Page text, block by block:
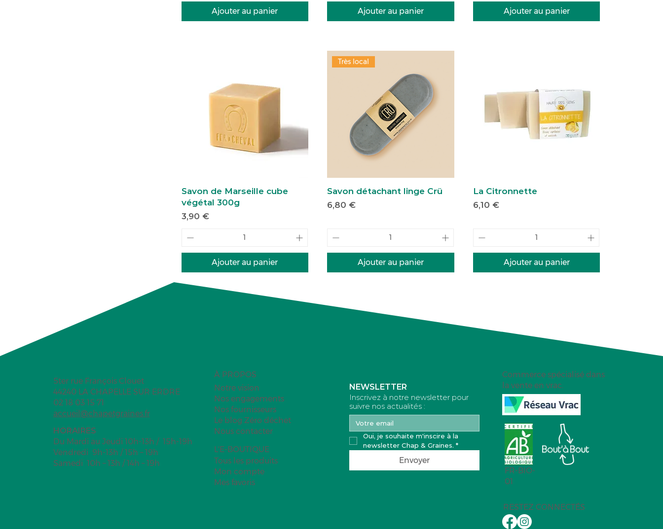
Ajouter au panier Ajouter au panier Ajouter au panier
Savon de Marseille cube
végétal 300g
Prix
3,90 €
Ajouter au panier
Très local
Savon détachant linge Crü
Prix
6,80 €
Ajouter au panier
La Citronnette
Prix
6,10 €
Ajouter au panier
5ter rue François Clouet
44240 LA CHAPELLE SUR ERDRE
02 18 03 15 71
accueil@chapetgraines.fr
HORAIRES
Du Mardi au Jeudi 10h-13h / 15h-19h
Vendredi 9h-13h / 15h – 19h
Samedi 10h – 13h / 14h – 19h
À PROPOS
Notre vision
Nos engagements
Nos fournisseurs
Le blog Zéro déchet
Nous contacter
L'E-BOUTIQUE
Tous les produits
Mon compte
Mes favoris
NEWSLETTER
Inscrivez à notre newsletter pour
suivre nos actualités :
Oui, je souhaite m'inscire à la
newsletter Chap & Graines. *
Envoyer
FR-BIO-
01
Commerce spécialisé dans
la vente en vrac.
RESTEZ CONNECTÉS